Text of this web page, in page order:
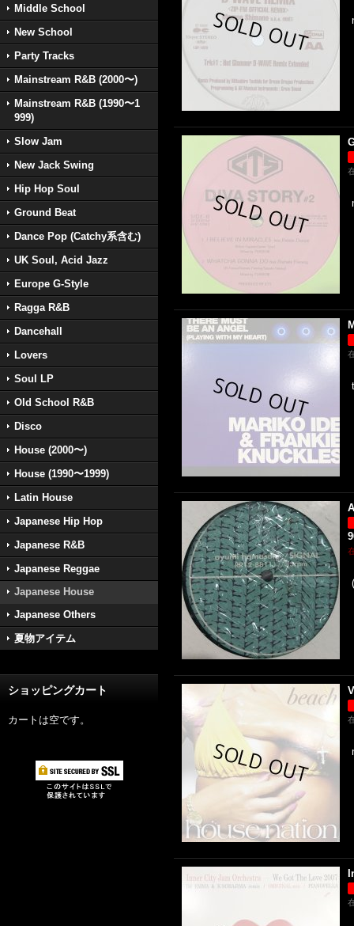
Middle School
New School
Party Tracks
Mainstream R&B (2000〜)
Mainstream R&B (1990〜1
999)
Slow Jam
New Jack Swing
Hip Hop Soul
Ground Beat
Dance Pop (Catchy系含む)
UK Soul, Acid Jazz
Europe G-Style
Ragga R&B
Dancehall
Lovers
Soul LP
Old School R&B
Disco
House (2000〜)
House (1990〜1999)
Latin House
Japanese Hip Hop
Japanese R&B
Japanese Reggae
Japanese House
Japanese Others
夏物アイテム
ショッピングカート
カートは空です。